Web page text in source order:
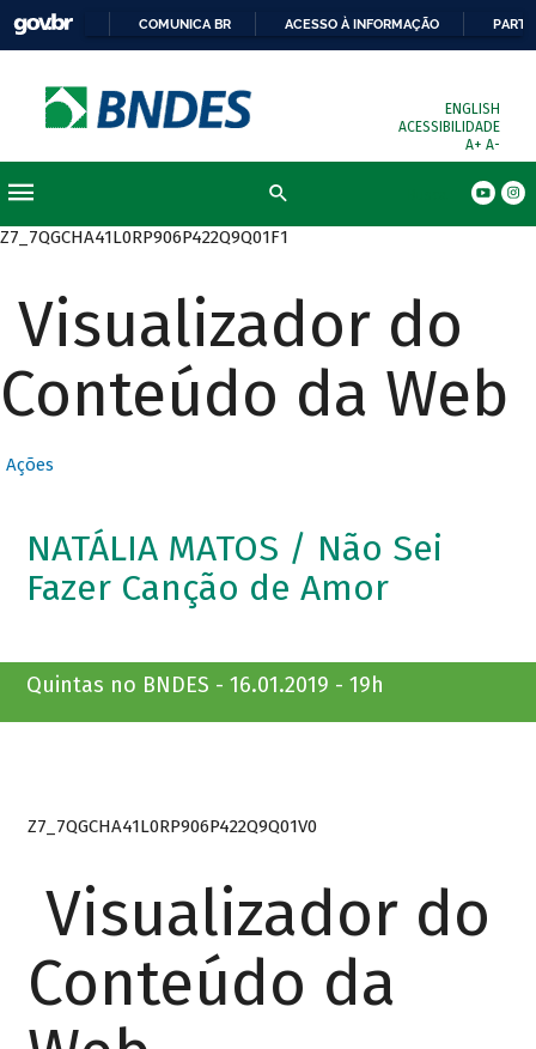
COMUNICA BR ACESSO À INFORMAÇÃO
ENGLISH
ACESSIBILIDADE
A+ A-
Z7_7QGCHA41L0RP906P422Q9Q01F1
Visualizador do
Conteúdo da Web
Ações
NATÁLIA MATOS / Não Sei
Fazer Canção de Amor
Quintas no BNDES - 16.01.2019 - 19h
Z7_7QGCHA41L0RP906P422Q9Q01V0
Visualizador do
Conteúdo da